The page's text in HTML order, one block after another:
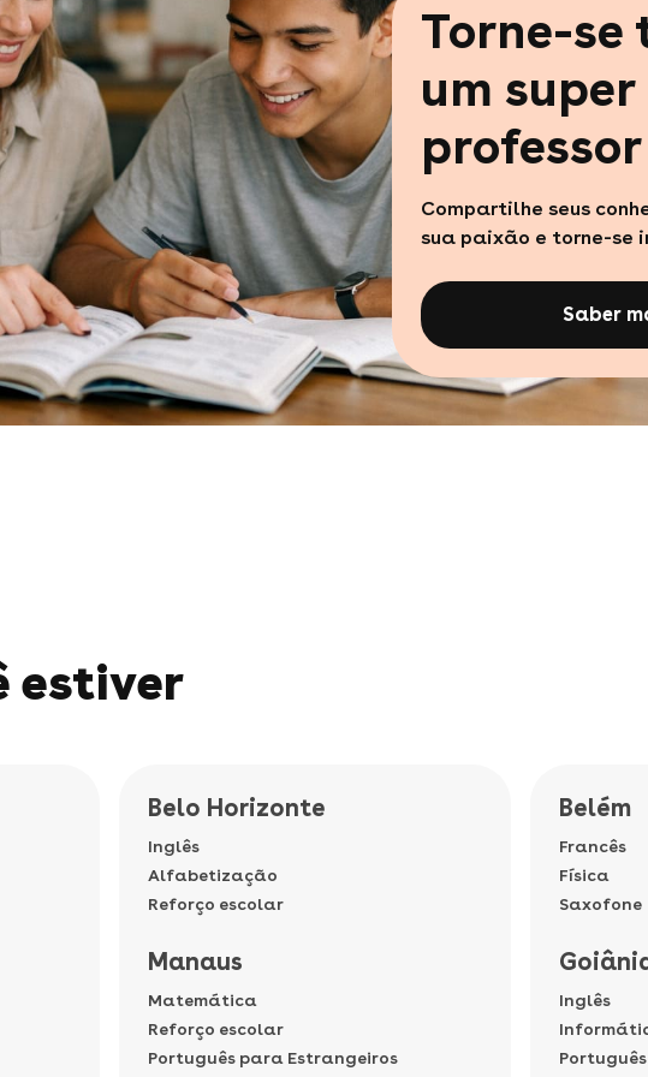
Torne-se
um super
professor
Compartilhe seus
sua paixão e torne-se
Saber
estiver
Belo Horizonte
Inglês
Alfabetização
Reforço escolar
Manaus
Matemática
Reforço escolar
Português para Estrangeiros
Belém
Francês
Física
Saxofone
Inglês
Português